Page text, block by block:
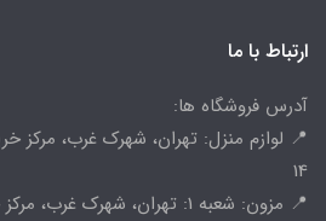
ارتباط با ما
آدرس فروشگاه ها:
📍 لوازم منزل: تهران، شهرک غرب، مرکز
14
📍 مزون: شعبه 1: تهران، شهرک